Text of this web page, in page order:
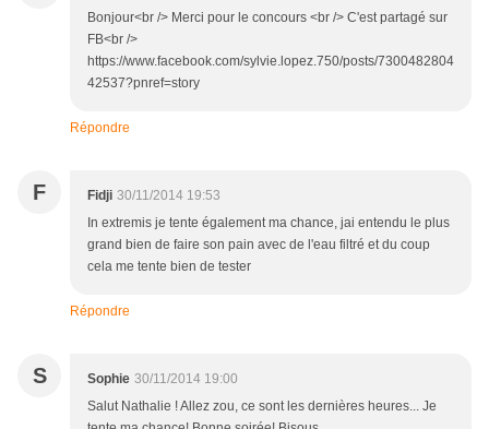
Bonjour<br /> Merci pour le concours <br /> C'est partagé sur
FB<br />
https://www.facebook.com/sylvie.lopez.750/posts/7300482804
42537?pnref=story
Répondre
F Fidji 30/11/2014 19:53
In extremis je tente également ma chance, jai entendu le plus
grand bien de faire son pain avec de l'eau filtré et du coup
cela me tente bien de tester
Répondre
S Sophie 30/11/2014 19:00
Salut Nathalie ! Allez zou, ce sont les dernières heures... Je